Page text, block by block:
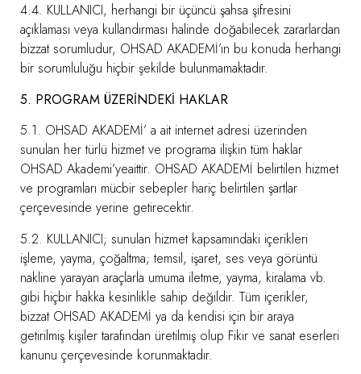
4.4. KULLANICI, herhangi bir üçüncü şahsa şifresini
açıklaması veya kullandırması halinde doğabilecek zararlardan
bizzat sorumludur, OHSAD AKADEMİ’ın bu konuda herhangi
bir sorumluluğu hiçbir şekilde bulunmamaktadır.
5. PROGRAM ÜZERİNDEKİ HAKLAR
5.1. OHSAD AKADEMİ’ a ait internet adresi üzerinden
sunulan her türlü hizmet ve programa ilişkin tüm haklar
OHSAD Akademi’yeaittir. OHSAD AKADEMİ belirtilen hizmet
ve programları mücbir sebepler hariç belirtilen şartlar
çerçevesinde yerine getirecektir.
5.2. KULLANICI; sunulan hizmet kapsamındaki içerikleri
işleme, yayma, çoğaltma; temsil, işaret, ses veya görüntü
nakline yarayan araçlarla umuma iletme, yayma, kiralama vb.
gibi hiçbir hakka kesinlikle sahip değildir. Tüm içerikler,
bizzat OHSAD AKADEMİ ya da kendisi için bir araya
getirilmiş kişiler tarafından üretilmiş olup Fikir ve sanat eserleri
kanunu çerçevesinde korunmaktadır.